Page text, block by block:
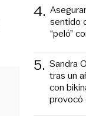
4.
sentido
“peló”
5. Sandra
tras un
con
provocó